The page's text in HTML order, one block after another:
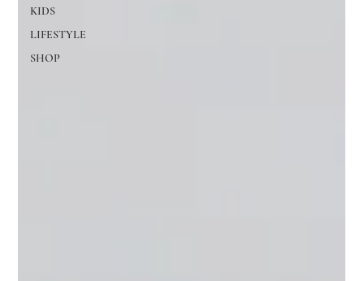
KIDS
LIFESTYLE
SHOP